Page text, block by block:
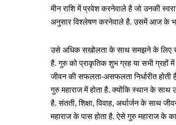
मीन राशि में प्रवेश करनेवाले है जो उनकी
अनुसार विश्लेषण करनेवाले है. उसमें आज के
उसे अधिक सखोलता के साथ समझने के लिए
है. गुरु को प्राकृतिक शुभ ग्रह या सभी ग्रहों
जीवन की सफलता-असफलता निर्धारीत होती
गुरु महाराज में होता है. क्योंकि स्थान के साथ
है. संतती, शिक्षा, विवाह, अर्थार्जन के साथ
महाराज के पास होता है. ऐसे गुरु महाराज के